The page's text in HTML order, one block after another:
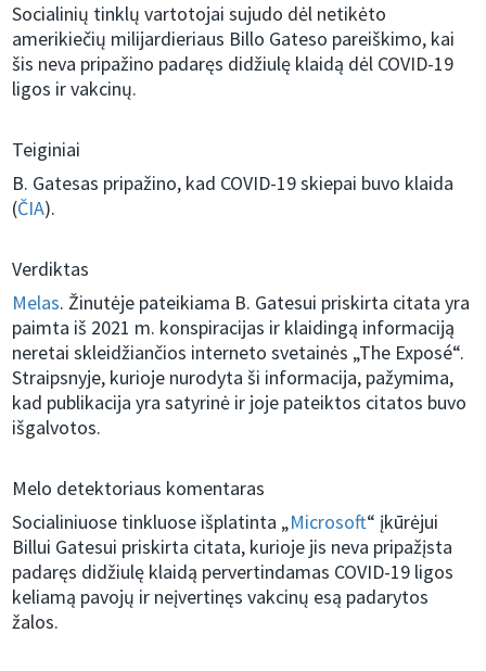
Socialinių tinklų vartotojai sujudo dėl netikėto
amerikiečių milijardieriaus Billo Gateso pareiškimo, kai
šis neva pripažino padaręs didžiulę klaidą dėl COVID-19
ligos ir vakcinų.
Teiginiai
B. Gatesas pripažino, kad COVID-19 skiepai buvo klaida
(ČIA).
Verdiktas
Melas. Žinutėje pateikiama B. Gatesui priskirta citata yra
paimta iš 2021 m. konspiracijas ir klaidingą informaciją
neretai skleidžiančios interneto svetainės „The Exposé“.
Straipsnyje, kurioje nurodyta ši informacija, pažymima,
kad publikacija yra satyrinė ir joje pateiktos citatos buvo
išgalvotos.
Melo detektoriaus komentaras
Socialiniuose tinkluose išplatinta „Microsoft“ įkūrėjui
Billui Gatesui priskirta citata, kurioje jis neva pripažįsta
padaręs didžiulę klaidą pervertindamas COVID-19 ligos
keliamą pavojų ir neįvertinęs vakcinų esą padarytos
žalos.